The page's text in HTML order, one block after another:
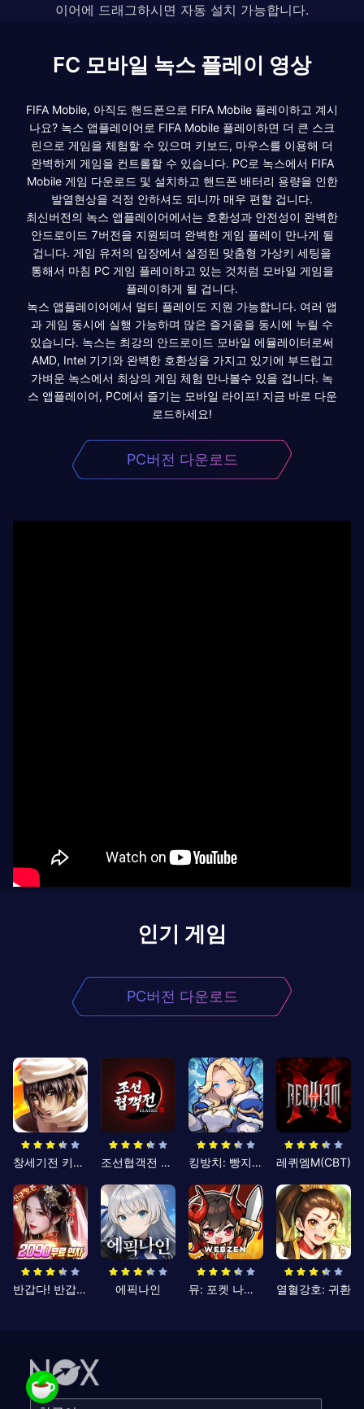
이어에 드래그하시면 자동 설치 가능합니다.
FC 모바일 녹스 플레이 영상
FIFA Mobile, 아직도 핸드폰으로 FIFA Mobile 플레이하고 계시
나요? 녹스 앱플레이어로 FIFA Mobile 플레이하면 더 큰 스크
린으로 게임을 체험할 수 있으며 키보드, 마우스를 이용해 더
완벽하게 게임을 컨트롤할 수 있습니다. PC로 녹스에서 FIFA
Mobile 게임 다운로드 및 설치하고 핸드폰 배터리 용량을 인한
발열현상을 걱정 안하셔도 되니까 매우 편할 겁니다.
최신버전의 녹스 앱플레이어에서는 호환성과 안전성이 완벽한
안드로이드 7버전을 지원되며 완벽한 게임 플레이 만나게 될
겁니다. 게임 유저의 입장에서 설정된 맞춤형 가상키 세팅을
통해서 마침 PC 게임 플레이하고 있는 것처럼 모바일 게임을
플레이하게 될 겁니다.
녹스 앱플레이어에서 멀티 플레이도 지원 가능합니다. 여러 앱
과 게임 동시에 실행 가능하며 많은 즐거움을 동시에 누릴 수
있습니다. 녹스는 최강의 안드로이드 모바일 에뮬레이터로써
AMD, Intel 기기와 완벽한 호환성을 가지고 있기에 부드럽고
가벼운 녹스에서 최상의 게임 체험 만나볼수 있을 겁니다. 녹
스 앱플레이어, PC에서 즐기는 모바일 라이프! 지금 바로 다운
로드하세요!
PC버전 다운로드
인기 게임
PC버전 다운로드
창세기전 키우기 조선협객전 클래식 킹방치: 빵지의 제왕 레퀴엠M(CBT)
반갑다! 반갑삼국지 에픽나인 뮤: 포켓 나이츠 열혈강호: 귀환